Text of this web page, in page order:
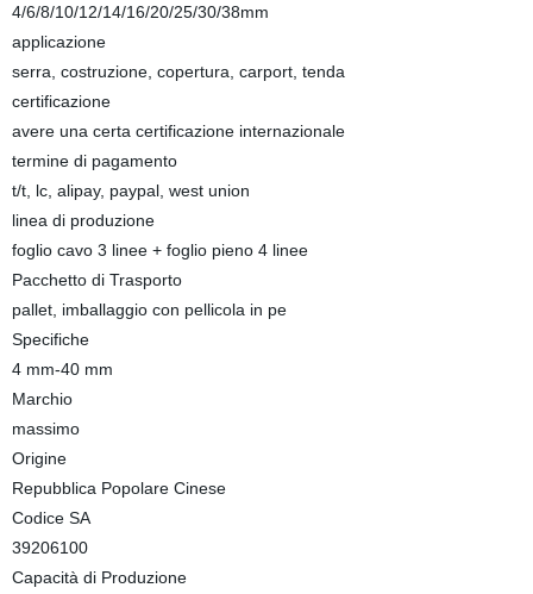
4/6/8/10/12/14/16/20/25/30/38mm
applicazione
serra, costruzione, copertura, carport, tenda
certificazione
avere una certa certificazione internazionale
termine di pagamento
t/t, lc, alipay, paypal, west union
linea di produzione
foglio cavo 3 linee + foglio pieno 4 linee
Pacchetto di Trasporto
pallet, imballaggio con pellicola in pe
Specifiche
4 mm-40 mm
Marchio
massimo
Origine
Repubblica Popolare Cinese
Codice SA
39206100
Capacità di Produzione